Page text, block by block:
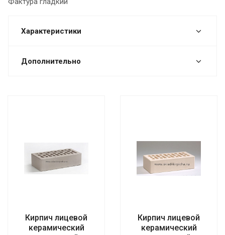
Характеристики
Дополнительно
Кирпич лицевой
керамический
Кирпич лицевой
керамический